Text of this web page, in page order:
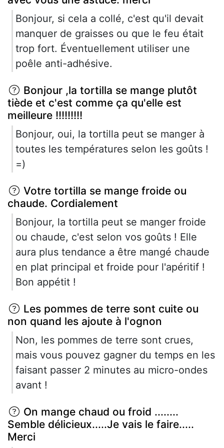
Bonjour, si cela a collé, c'est qu'il devait
manquer de graisses ou que le feu était
trop fort. Éventuellement utiliser une
poêle anti-adhésive.
Bonjour ,la tortilla se mange plutôt
tiède et c'est comme ça qu'elle est
meilleure !!!!!!!!!
Bonjour, oui, la tortilla peut se manger à
toutes les températures selon les goûts !
=)
Votre tortilla se mange froide ou
chaude. Cordialement
Bonjour, la tortilla peut se manger froide
ou chaude, c'est selon vos goûts ! Elle
aura plus tendance a être mangé chaude
en plat principal et froide pour l'apéritif !
Bon appétit !
Les pommes de terre sont cuite ou
non quand les ajoute à l'ognon
Non, les pommes de terre sont crues,
mais vous pouvez gagner du temps en les
faisant passer 2 minutes au micro-ondes
avant !
On mange chaud ou froid ........
Semble délicieux.....Je vais le faire.....
Merci